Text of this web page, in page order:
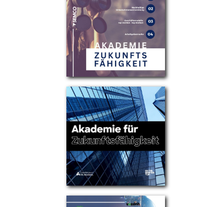
Partner
Über uns